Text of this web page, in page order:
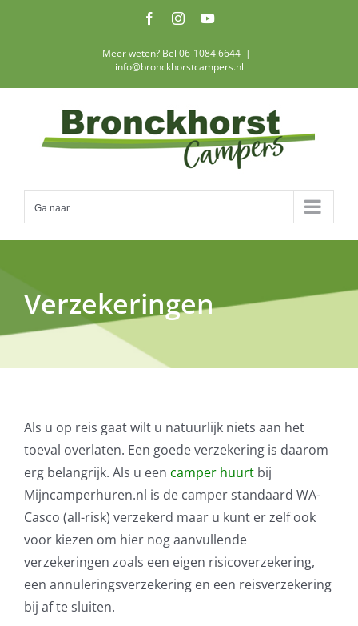
FacebookInstagramYouTube
Meer weten? Bel 06-1084 6644 |
info@bronckhorstcampers.nl
Ga naar...
Verzekeringen
Als u op reis gaat wilt u natuurlijk niets aan het
toeval overlaten. Een goede verzekering is daarom
erg belangrijk. Als u een camper huurt bij
Mijncamperhuren.nl is de camper standaard WA-
Casco (all-risk) verzekerd maar u kunt er zelf ook
voor kiezen om hier nog aanvullende
verzekeringen zoals een eigen risicoverzekering,
een annuleringsverzekering en een reisverzekering
bij af te sluiten.